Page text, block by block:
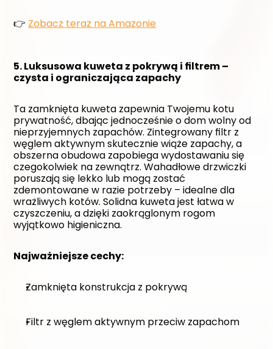
👉 Zobacz teraz na Amazonie
5. Luksusowa kuweta z pokrywą i filtrem –
czysta i ograniczająca zapachy
Ta zamknięta kuweta zapewnia Twojemu kotu
prywatność, dbając jednocześnie o dom wolny od
nieprzyjemnych zapachów. Zintegrowany filtr z
węglem aktywnym skutecznie wiąże zapachy, a
obszerna obudowa zapobiega wydostawaniu się
czegokolwiek na zewnątrz. Wahadłowe drzwiczki
poruszają się lekko lub mogą zostać
zdemontowane w razie potrzeby – idealne dla
wrażliwych kotów. Solidna kuweta jest łatwa w
czyszczeniu, a dzięki zaokrąglonym rogom
wyjątkowo higieniczna.
Najważniejsze cechy:
Zamknięta konstrukcja z pokrywą
Filtr z węglem aktywnym przeciw zapachom